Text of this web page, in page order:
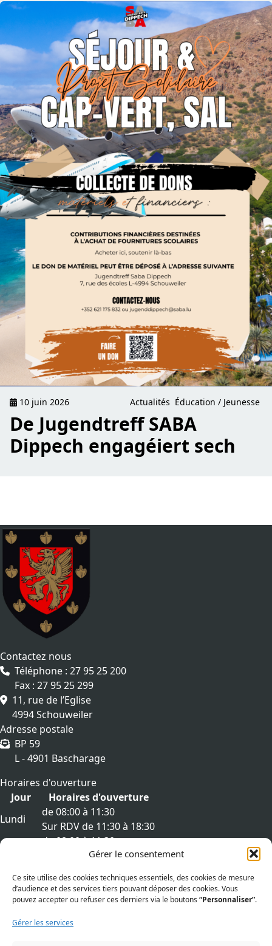
Gérer le consentement
Ce site utilise des cookies techniques essentiels, des cookies de mesure
d’audience et des services tiers pouvant déposer des cookies. Vous
pouvez accepter ou refuser ces derniers via le boutons “Personnaliser”.
Gérer les services
read De Jugendtreff SABA Dippech engagéiert sech
10 juin 2026 Actualités Éducation / Jeunesse
De Jugendtreff SABA
Dippech engagéiert sech
Contactez nous
Téléphone : 27 95 25 200
Fax : 27 95 25 299
11, rue de l’Eglise
4994 Schouweiler
Adresse postale
BP 59
L - 4901 Bascharage
Horaires d'ouverture
Jour
Horaires d'ouverture
Lundi
de 08:00 à 11:30
Sur RDV de 11:30 à 18:30
Mardi
de 08:00 à 11:30
Sur RDV de 11:30 à 18:30
Mercredi
Sur RDV de 11:30 à 18:30
Jeudi
de 08:00 à 11:30
de 08:00 à 11:30